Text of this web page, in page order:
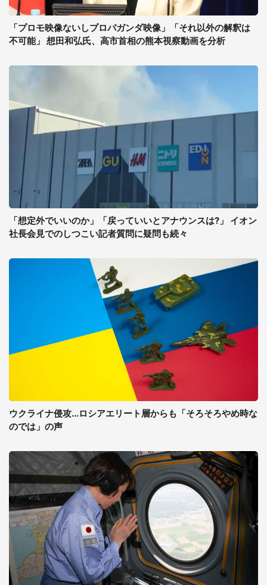
「プロモ映像ないしプロパガンダ映像」「それ以外の解釈は
不可能」 想田和弘氏、高市首相の熊本視察動画を分析
「想定外でいいのか」「戻っていいとアナウンスは?」 イオン
社長会見でのしつこい記者質問に疑問も続々
ウクライナ侵攻...ロシアエリート層からも「そろそろやめ時な
のでは」の声